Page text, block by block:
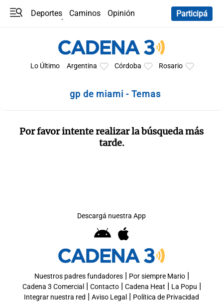
Deportes Caminos
Opinión
Participá
Lo Último Argentina Córdoba Rosario
gp de miami - Temas
Por favor intente realizar la búsqueda más
tarde.
Descargá nuestra App
Nuestros padres fundadores| Por siempre Mario|
Cadena 3 Comercial | Contacto| Cadena Heat | La Popu |
Integrar nuestra red | Aviso Legal | Política de Privacidad